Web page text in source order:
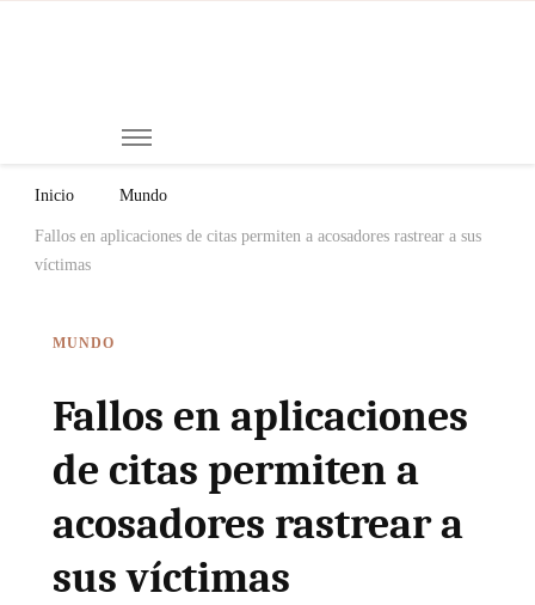
Inicio Mundo
Fallos en aplicaciones de citas permiten a acosadores rastrear a sus
víctimas
MUNDO
Fallos en aplicaciones
de citas permiten a
acosadores rastrear a
sus víctimas